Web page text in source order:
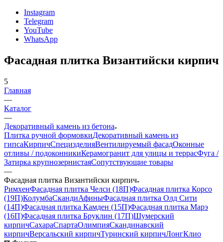
Instagram
Telegram
YouTube
WhatsApp
Фасадная плитка Византийски кирпич
5
Главная
—
Каталог
—
Декоративный камень из бетона
Плитка ручной формовкиДекоративный камень из
гипсаКирпичСпецизделияВентилируемый фасадОконные
отливы / подоконникиКерамогранит для улицы и террасФуга /
Затирка крупнозернистаяСопутствующие товары
—
Фасадная плитка Византийски кирпич
РимхенФасадная плитка Челси (18П)Фасадная плитка Корсо
(19П)КолумбаСкандиАфиныФасадная плитка Олд Сити
(14П)Фасадная плитка Камден (15П)Фасадная плитка Марэ
(16П)Фасадная плитка Бруклин (17П)Шумерский
кирпичСахараСпартаОлимпияСкандинавский
кирпичВерсальский кирпичТуринский кирпичЛонгКлио